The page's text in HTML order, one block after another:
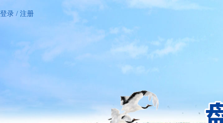
登录 / 注册